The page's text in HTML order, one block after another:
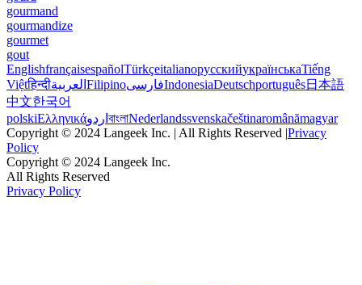
gourmand
gourmandize
gourmet
gout
EnglishfrançaisespañolTürkçeitalianoрусскийукраїнськаTiếng
Việtहिन्दीالعربية FilipinoفارسیIndonesiaDeutschportuguês日本語
中文한국어
polskiΕλληνικάاردو বাংলাNederlandssvenskačeštinaromânămagyar
Copyright © 2024 Langeek Inc. | All Rights Reserved |Privacy
Policy
Copyright © 2024 Langeek Inc.
All Rights Reserved
Privacy Policy